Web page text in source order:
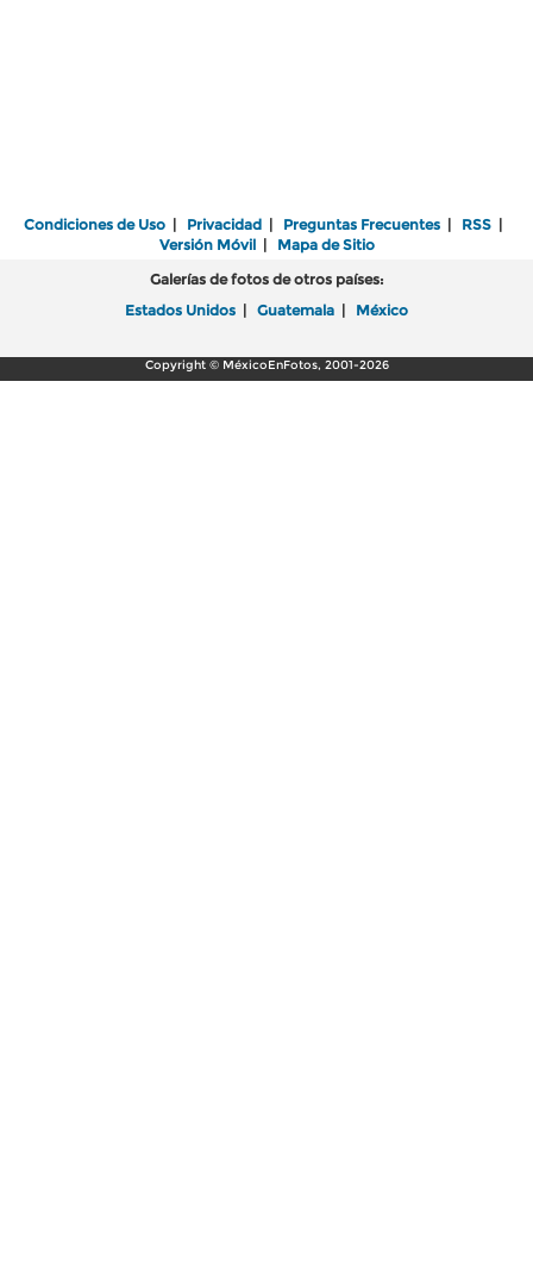
Condiciones de Uso | Privacidad | Preguntas Frecuentes | RSS |
Versión Móvil| Mapa de Sitio
Galerías de fotos de otros países:
Estados Unidos | Guatemala | México
Copyright © MéxicoEnFotos, 2001-2026